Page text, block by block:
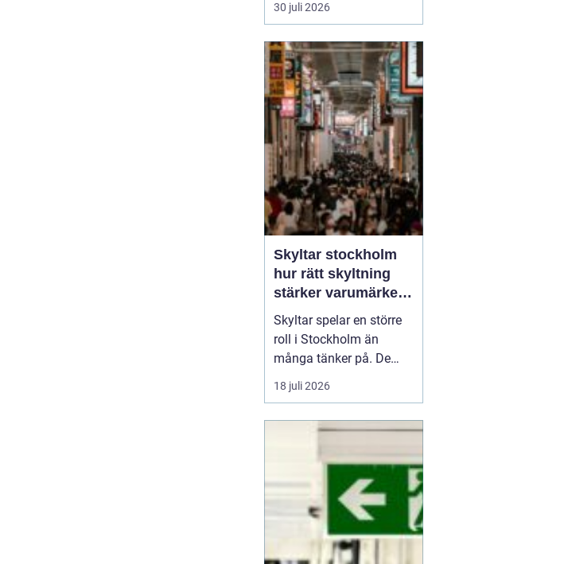
och stöld. Tack vare de
låsbara konstruktionen
fungerar det som ett
rulland...
30 juli 2026
Skyltar stockholm
hur rätt skyltning
stärker varumärket i
stadsmiljön
Skyltar spelar en större
roll i Stockholm än
många tänker på. De
guidar, lockar, inspirerar
och skapar trygghet. I en
om uppmärksamheten
arbeta smart. För företag
handlar det om att synas
på rätt sätt, ...
18 juli 2026